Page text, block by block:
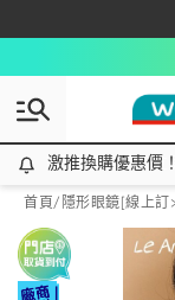
激推換購優惠價！立
激推換購優惠價
首頁/ 隱形眼鏡[線上訂